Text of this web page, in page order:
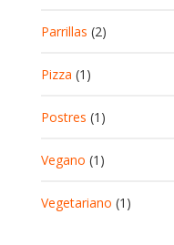
Parrillas (2)
Pizza (1)
Postres (1)
Vegano (1)
Vegetariano (1)